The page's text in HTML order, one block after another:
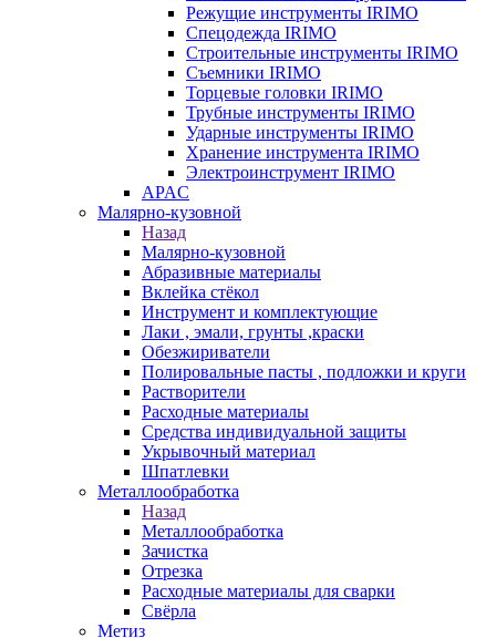
Режущие инструменты IRIMO
Спецодежда IRIMO
Строительные инструменты IRIMO
Съемники IRIMO
Торцевые головки IRIMO
Трубные инструменты IRIMO
Ударные инструменты IRIMO
Хранение инструмента IRIMO
Электроинструмент IRIMO
APAC
Малярно-кузовной
Назад
Малярно-кузовной
Абразивные материалы
Вклейка стёкол
Инструмент и комплектующие
Лаки , эмали, грунты ,краски
Обезжириватели
Полировальные пасты , подложки и круги
Растворители
Расходные материалы
Средства индивидуальной защиты
Укрывочный материал
Шпатлевки
Металлообработка
Назад
Металлообработка
Зачистка
Отрезка
Расходные материалы для сварки
Свёрла
Метиз